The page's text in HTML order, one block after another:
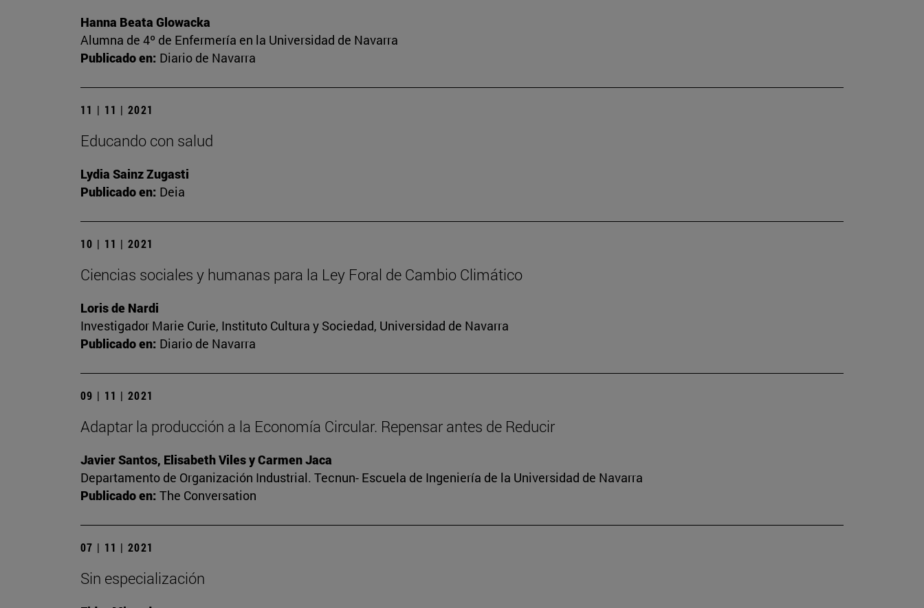
Hanna Beata Glowacka
Alumna de 4º de Enfermería en la Universidad de Navarra
Publicado en: Diario de Navarra
11 | 11 | 2021
Educando con salud
Lydia Sainz Zugasti
Publicado en: Deia
10 | 11 | 2021
Ciencias sociales y humanas para la Ley Foral de Cambio Climático
Loris de Nardi
Investigador Marie Curie, Instituto Cultura y Sociedad, Universidad de Navarra
Publicado en: Diario de Navarra
09 | 11 | 2021
Adaptar la producción a la Economía Circular. Repensar antes de Reducir
Javier Santos, Elisabeth Viles y Carmen Jaca
Departamento de Organización Industrial. Tecnun- Escuela de Ingeniería de la Universidad de Navarra
Publicado en: The Conversation
07 | 11 | 2021
Sin especialización